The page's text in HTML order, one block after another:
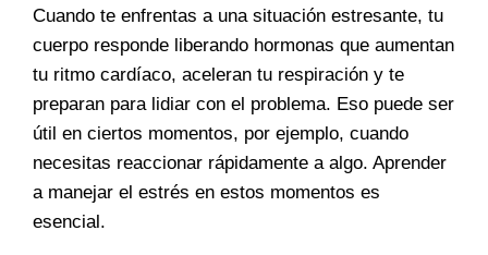
Cuando te enfrentas a una situación estresante, tu
cuerpo responde liberando hormonas que aumentan
tu ritmo cardíaco, aceleran tu respiración y te
preparan para lidiar con el problema. Eso puede ser
útil en ciertos momentos, por ejemplo, cuando
necesitas reaccionar rápidamente a algo. Aprender
a manejar el estrés en estos momentos es
esencial.